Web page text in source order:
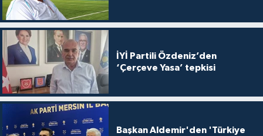
İYİ Partili Özdeniz’den
‘Çerçeve Yasa’ tepkisi
Başkan Aldemir'den 'Türkiye